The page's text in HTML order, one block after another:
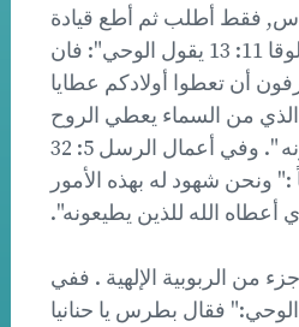
فقط أطلب ثم أطع قيادة
الروح القدس .ففي لوقا 11: 13 يقول الوحي": فان
أن تعطوا أولادكم عطايا
من السماء يعطي الروح
القدس للذين يسألونه ". وفي أعمال الرسل 5: 32
ونحن شهود له بهذه الأمور
أعطاه الله للذين يطيعونه".
من الربوبية الإلهية . ففي
3 و 4 يقول الوحي:" فقال بطرس يا حنانيا